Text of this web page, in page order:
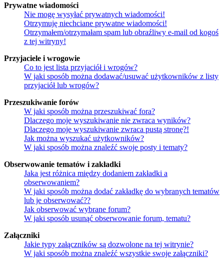
Prywatne wiadomości
Nie mogę wysyłać prywatnych wiadomości!
Otrzymuję niechciane prywatne wiadomości!
Otrzymałem/otrzymałam spam lub obraźliwy e-mail od kogoś
z tej witryny!
Przyjaciele i wrogowie
Co to jest lista przyjaciół i wrogów?
W jaki sposób można dodawać/usuwać użytkowników z listy
przyjaciół lub wrogów?
Przeszukiwanie forów
W jaki sposób można przeszukiwać fora?
Dlaczego moje wyszukiwanie nie zwraca wyników?
Dlaczego moje wyszukiwanie zwraca pustą stronę?!
Jak można wyszukać użytkowników?
W jaki sposób można znaleźć swoje posty i tematy?
Obserwowanie tematów i zakładki
Jaka jest różnica między dodaniem zakładki a
obserwowaniem?
W jaki sposób można dodać zakładkę do wybranych tematów
lub je obserwować??
Jak obserwować wybrane forum?
W jaki sposób usunąć obserwowanie forum, tematu?
Załączniki
Jakie typy załączników są dozwolone na tej witrynie?
W jaki sposób można znaleźć wszystkie swoje załączniki?